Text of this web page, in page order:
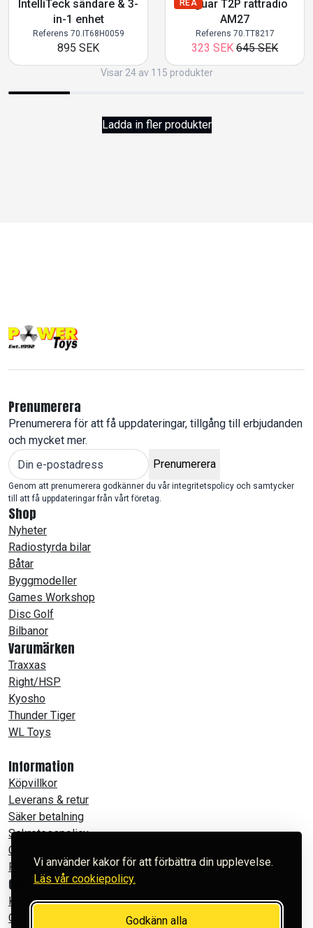
Vi använder kakor för att förbättra din upplevelse.
Läs vår cookiepolicy.
Godkänn alla
IntelliTeck sändare & 3-
in-1 enhet
Referens 70.IT68H0059
895 SEK
REA
Jaguar T2P rattradio
AM27
Referens 70.TT8217
323 SEK 645 SEK
Visar 24 av 115 produkter
Ladda in fler produkter
Prenumerera
Prenumerera för att få uppdateringar, tillgång till erbjudanden
och mycket mer.
Prenumerera
Genom att prenumerera godkänner du vår integritetspolicy och samtycker
till att få uppdateringar från vårt företag.
Shop
Nyheter
Radiostyrda bilar
Båtar
Byggmodeller
Games Workshop
Disc Golf
Bilbanor
Varumärken
Traxxas
Right/HSP
Kyosho
Thunder Tiger
WL Toys
Information
Köpvillkor
Leverans & retur
Säker betalning
Sekretesspolicy
Cookies
Produktfilmer
Om Powertoys
Kontakt
Om oss